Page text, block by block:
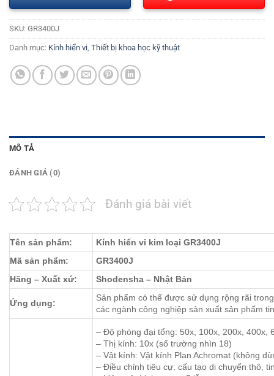
SKU: GR3400J
Danh mục: Kính hiển vi, Thiết bị khoa học kỹ thuật
MÔ TẢ
ĐÁNH GIÁ (0)
Đánh giá bài viết
Tên sản phẩm:
Kính hiển vi kim loại GR3400J
Mã sản phẩm:
GR3400J
Hãng – Xuất xứ:
Shodensha – Nhật Bản
Ứng dụng:
Sản phẩm có thể được sử dụng rộng rãi
các ngành công nghiệp sản xuất sản phẩm
– Độ phóng đại tổng: 50x, 100x, 200x, 400x,
– Thị kính: 10x (số trường nhìn 18)
– Vật kính: Vật kính Plan Achromat (không
– Điều chỉnh tiêu cự: cấu tạo di chuyển thô,